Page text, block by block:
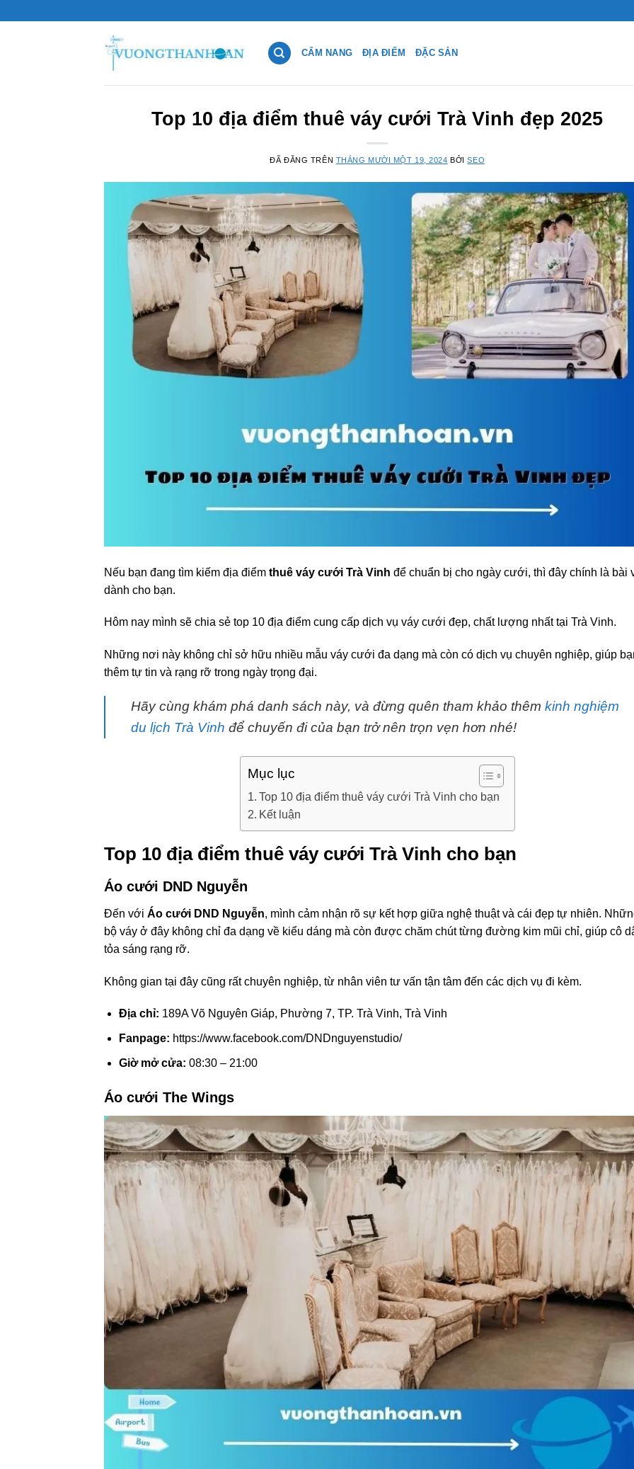
CẨM NANG ĐỊA ĐIỂM ĐẶC SẢN
Top 10 địa điểm thuê váy cưới Trà Vinh đẹp 2025
ĐÃ ĐĂNG TRÊN THÁNG MƯỜI MỘT 19, 2024 BỞISEO
Nếu bạn đang tìm kiếm địa điểm thuê váy cưới Trà Vinh để chuẩn bị cho ngày cưới, thì đây chính là bài
dành cho bạn.
Hôm nay mình sẽ chia sẻ top 10 địa điểm cung cấp dịch vụ váy cưới đẹp, chất lượng nhất tại Trà Vinh.
Những nơi này không chỉ sở hữu nhiều mẫu váy cưới đa dạng mà còn có dịch vụ chuyên nghiệp, giúp
thêm tự tin và rạng rỡ trong ngày trọng đại.
Hãy cùng khám phá danh sách này, và đừng quên tham khảo thêm kinh nghiệm
du lịch Trà Vinh để chuyến đi của bạn trở nên trọn vẹn hơn nhé!
Mục lục
Top 10 địa điểm thuê váy cưới Trà Vinh cho bạn
Kết luận
Top 10 địa điểm thuê váy cưới Trà Vinh cho bạn
Áo cưới DND Nguyễn
Đến với Áo cưới DND Nguyễn, mình cảm nhận rõ sự kết hợp giữa nghệ thuật và cái đẹp tự nhiên.
bộ váy ở đây không chỉ đa dạng về kiểu dáng mà còn được chăm chút từng đường kim mũi chỉ, giúp cô
tỏa sáng rạng rỡ.
Không gian tại đây cũng rất chuyên nghiệp, từ nhân viên tư vấn tận tâm đến các dịch vụ đi kèm.
Địa chỉ: 189A Võ Nguyên Giáp, Phường 7, TP. Trà Vinh, Trà Vinh
Fanpage: https://www.facebook.com/DNDnguyenstudio/
Giờ mở cửa: 08:30 – 21:00
Áo cưới The Wings